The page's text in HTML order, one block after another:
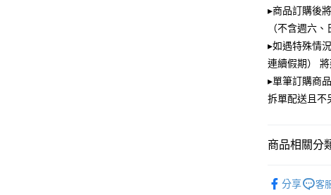
相關說明
【大哥付你分
1.本服務由台
2.付款方式選
流程，驗證手
完成交易。
消。如遇「轉
無法說明評估
1.分期款項不
醒簡訊。
ATM付款
運送方式
每筆NT$100
付款後全家取貨
▸商品訂購後
（不含週六
▸如遇特殊情
連續假期）
▸單筆訂購商
拆單配送且不
商品相關分
分享 客